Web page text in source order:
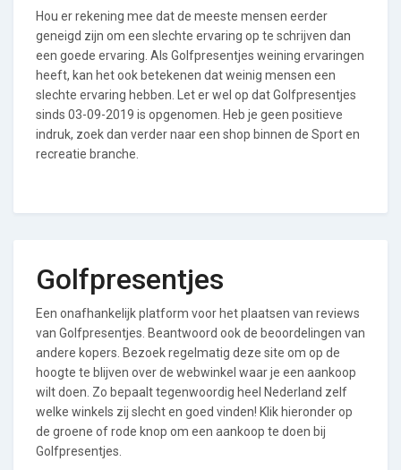
Hou er rekening mee dat de meeste mensen eerder
geneigd zijn om een slechte ervaring op te schrijven dan
een goede ervaring. Als Golfpresentjes weining ervaringen
heeft, kan het ook betekenen dat weinig mensen een
slechte ervaring hebben. Let er wel op dat Golfpresentjes
sinds 03-09-2019 is opgenomen. Heb je geen positieve
indruk, zoek dan verder naar een shop binnen de Sport en
recreatie branche.
Golfpresentjes
Een onafhankelijk platform voor het plaatsen van reviews
van Golfpresentjes. Beantwoord ook de beoordelingen van
andere kopers. Bezoek regelmatig deze site om op de
hoogte te blijven over de webwinkel waar je een aankoop
wilt doen. Zo bepaalt tegenwoordig heel Nederland zelf
welke winkels zij slecht en goed vinden! Klik hieronder op
de groene of rode knop om een aankoop te doen bij
Golfpresentjes.